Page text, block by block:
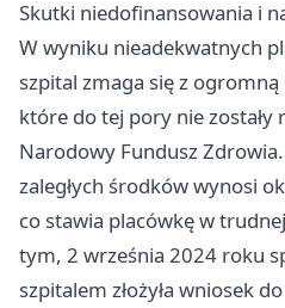
Skutki niedofinansowania i
W wyniku nieadekwatnych
szpital zmaga się z
które do tej pory nie zostały
Narodowy Fundusz
zaległych środków wynosi
co stawia placówkę w
tym, 2 września 2024 roku
szpitalem złożyła wniosek